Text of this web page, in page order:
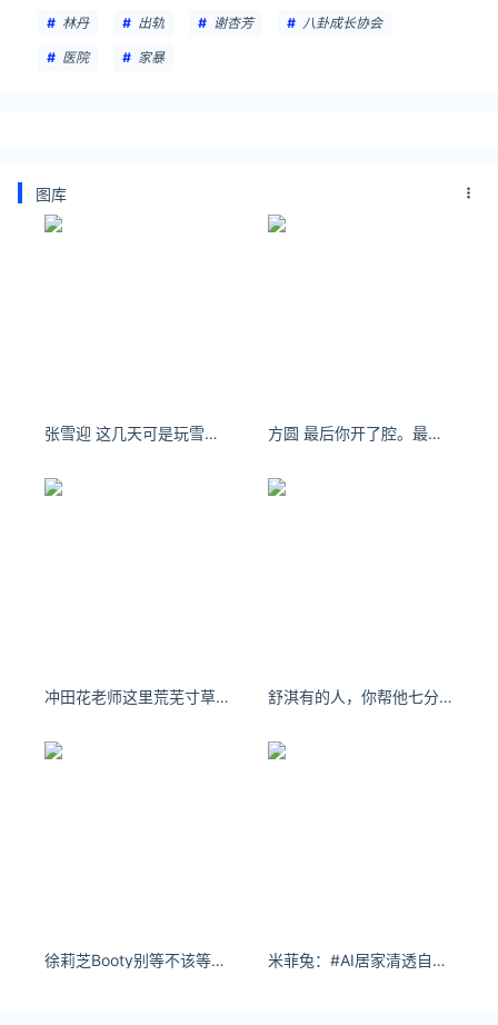
林丹 出轨 谢杏芳 八卦成长协会
医院 家暴
图库
张雪迎 这几天可是玩雪玩够了❄️记录三月的两场大雪[心] ​​​​ 方圆 最后你开了腔。最终我却死亡
冲田花老师这里荒芜寸草不生，后来你来这走了一遭 舒淇有的人，你帮他七分，他反倒觉得你欠他三分。
徐莉芝Booty别等不该等的人，别伤不该伤的心，做最快乐的自己。 米菲兔：#AI居家清透自拍 #抖音ai创作